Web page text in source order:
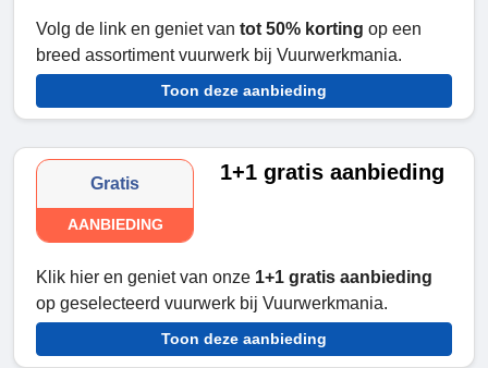
Volg de link en geniet van tot 50% korting op een
breed assortiment vuurwerk bij Vuurwerkmania.
Toon deze aanbieding
Gratis
AANBIEDING
1+1 gratis aanbieding
Klik hier en geniet van onze 1+1 gratis aanbieding
op geselecteerd vuurwerk bij Vuurwerkmania.
Toon deze aanbieding